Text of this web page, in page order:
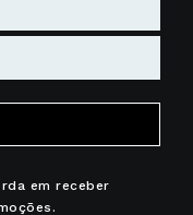
em receber